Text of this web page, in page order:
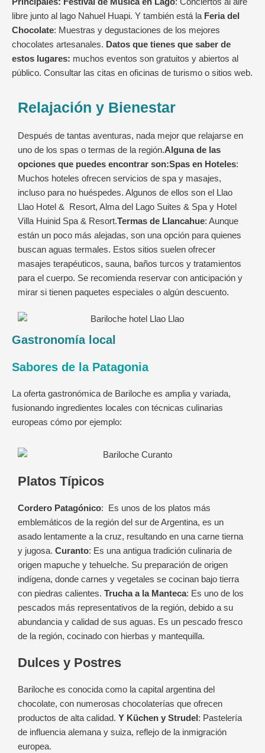
libre junto al lago Nahuel Huapi. Y también está la Feria del
Chocolate: Muestras y degustaciones de los mejores
chocolates artesanales. Datos que tienes que saber de
estos lugares: muchos eventos son gratuitos y abiertos al
público. Consultar las citas en oficinas de turismo o sitios web.
Relajación y Bienestar
Después de tantas aventuras, nada mejor que relajarse en
uno de los spas o termas de la región.Alguna de las
opciones que puedes encontrar son:Spas en Hoteles:
Muchos hoteles ofrecen servicios de spa y masajes,
incluso para no huéspedes. Algunos de ellos son el Llao
Llao Hotel & Resort, Alma del Lago Suites & Spa y Hotel
Villa Huinid Spa & Resort.Termas de Llancahue: Aunque
están un poco más alejadas, son una opción para quienes
buscan aguas termales. Estos sitios suelen ofrecer
masajes terapéuticos, sauna, baños turcos y tratamientos
para el cuerpo. Se recomienda reservar con anticipación y
mirar si tienen paquetes especiales o algún descuento.
Gastronomía local
Sabores de la Patagonia
La oferta gastronómica de Bariloche es amplia y variada,
fusionando ingredientes locales con técnicas culinarias
europeas cómo por ejemplo:
Platos Típicos
Cordero Patagónico: Es unos de los platos más
emblemáticos de la región del sur de Argentina, es un
asado lentamente a la cruz, resultando en una carne tierna
y jugosa. Curanto: Es una antigua tradición culinaria de
origen mapuche y tehuelche. Su preparación de origen
indígena, donde carnes y vegetales se cocinan bajo tierra
con piedras calientes. Trucha a la Manteca: Es uno de los
pescados más representativos de la región, debido a su
abundancia y calidad de sus aguas. Es un pescado fresco
de la región, cocinado con hierbas y mantequilla.
Dulces y Postres
Bariloche es conocida como la capital argentina del
chocolate, con numerosas chocolaterías que ofrecen
productos de alta calidad. Y Küchen y Strudel : Pastelería
de influencia alemana y suiza, reflejo de la inmigración
europea.